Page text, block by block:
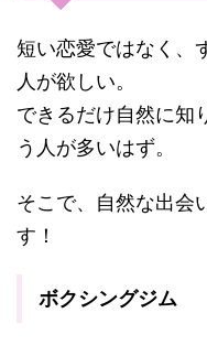
短い恋愛ではなく、
人が欲しい。
できるだけ自然に知
う人が多いはず。
そこで、自然な出会
す！
ボクシングジム